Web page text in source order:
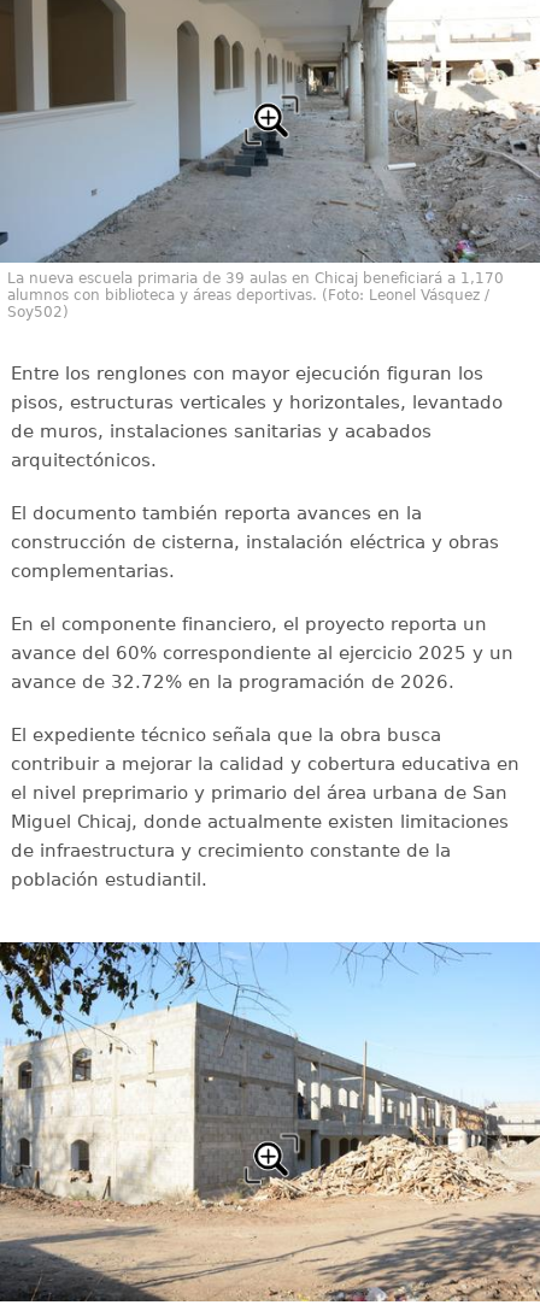
La nueva escuela primaria de 39 aulas en Chicaj beneficiará a 1,170
alumnos con biblioteca y áreas deportivas. (Foto: Leonel Vásquez /
Soy502)
Entre los renglones con mayor ejecución figuran los
pisos, estructuras verticales y horizontales, levantado
de muros, instalaciones sanitarias y acabados
arquitectónicos.
El documento también reporta avances en la
construcción de cisterna, instalación eléctrica y obras
complementarias.
En el componente financiero, el proyecto reporta un
avance del 60% correspondiente al ejercicio 2025 y un
avance de 32.72% en la programación de 2026.
El expediente técnico señala que la obra busca
contribuir a mejorar la calidad y cobertura educativa en
el nivel preprimario y primario del área urbana de San
Miguel Chicaj, donde actualmente existen limitaciones
de infraestructura y crecimiento constante de la
población estudiantil.